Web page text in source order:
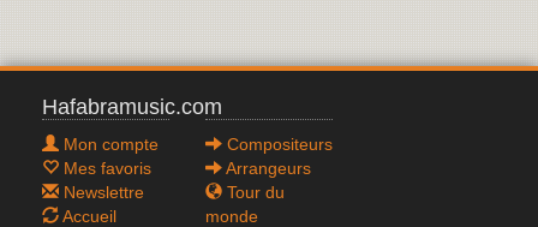
Hafabramusic.com
Mon compte
Mes favoris
Newslettre
Accueil
Compositeurs
Arrangeurs
Tour du
monde